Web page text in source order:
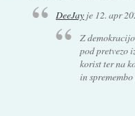
DeeJay je 12. apr
Z
pod pretvezo
korist ter na
in